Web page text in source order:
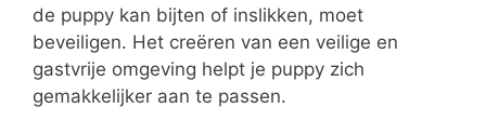
de puppy kan bijten of inslikken, moet
beveiligen. Het creëren van een veilige en
gastvrije omgeving helpt je puppy zich
gemakkelijker aan te passen.